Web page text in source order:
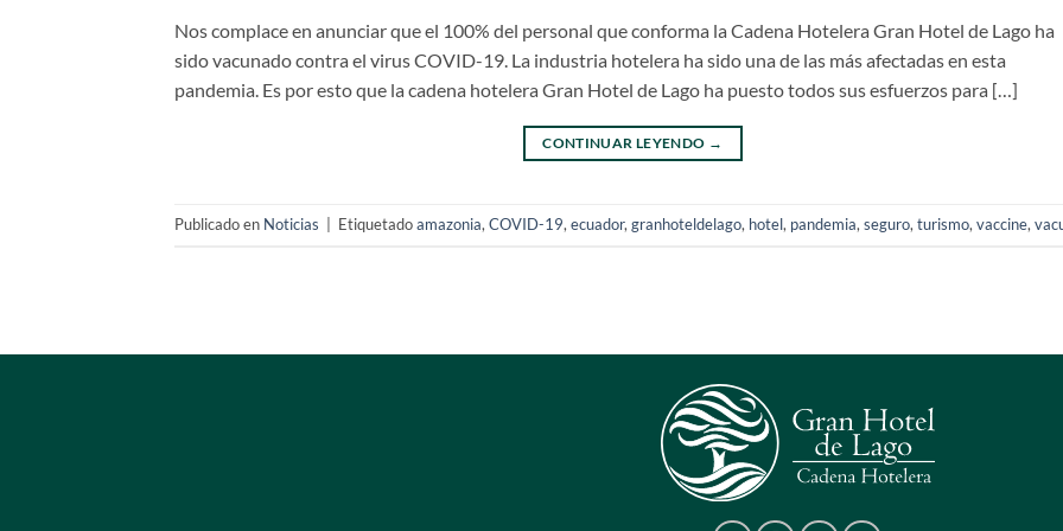
Nos complace en anunciar que el 100% del personal que conforma la Cadena Hotelera Gran Hotel de Lago ha
sido vacunado contra el virus COVID-19. La industria hotelera ha sido una de las más afectadas en esta
pandemia. Es por esto que la cadena hotelera Gran Hotel de Lago ha puesto todos sus esfuerzos para […]
CONTINUAR LEYENDO →
Publicado en Noticias Etiquetadoamazonia, COVID-19, ecuador, granhoteldelago, hotel, pandemia, seguro, turismo, vaccine,